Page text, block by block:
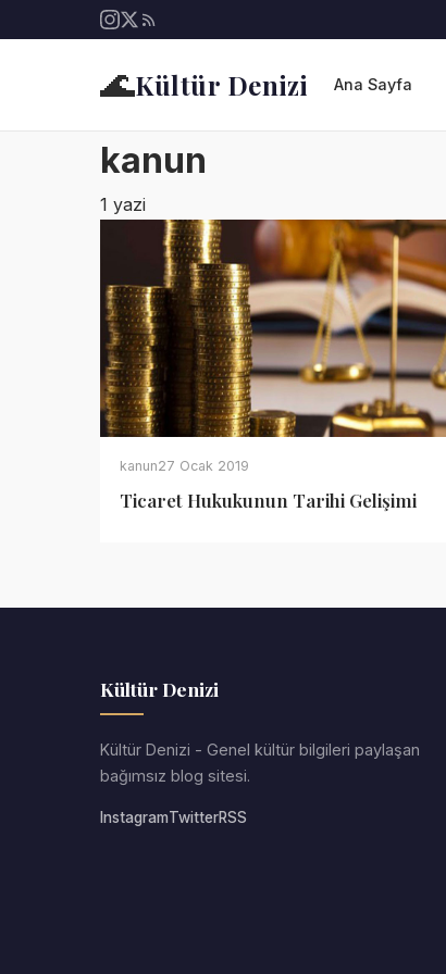
🌊Kültür Denizi Ana Sayfa
kanun
1 yazi
kanun27 Ocak 2019
Ticaret Hukukunun Tarihi Gelişimi
Kültür Denizi
Kültür Denizi - Genel kültür bilgileri paylaşan
bağımsız blog sitesi.
InstagramTwitterRSS